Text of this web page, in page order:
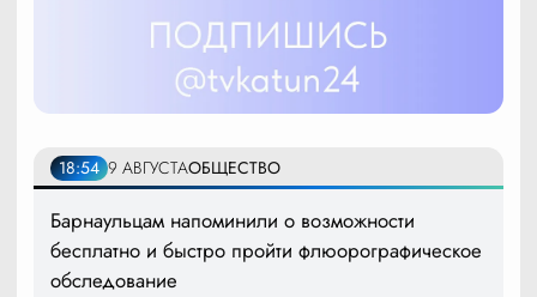
18:54 9 АВГУСТАОБЩЕСТВО
Барнаульцам напоминили о возможности
бесплатно и быстро пройти флюорографическое
обследование